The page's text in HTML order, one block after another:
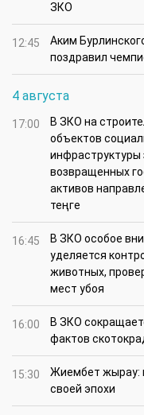
ЗКО
12:45
Аким
поздравил
4 августа
17:00
В ЗКО на
объектов
инфраструктуры
возвращенных
активов
теңге
16:45
В ЗКО особое
уделяется
животных,
мест убоя
16:00
В ЗКО
фактов
15:30
Жиембет жырау:
своей эпохи